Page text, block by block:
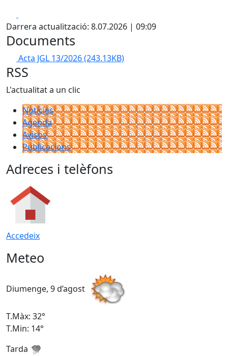
Darrera actualització: 8.07.2026 | 09:09
Documents
Acta JGL 13/2026(243.13KB)
RSS
L'actualitat a un clic
Notícies
Agenda
Avisos
Publicacions
Adreces i telèfons
Accedeix
Meteo
Diumenge, 9 d’agost
T.Màx: 32°
T.Min: 14°
Tarda